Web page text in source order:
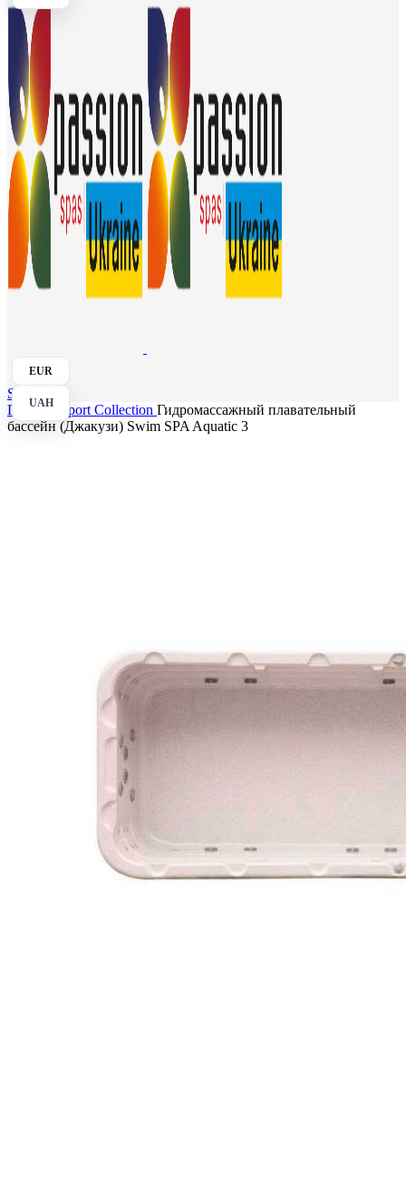
EUR
UAH
Search
Главная
Sport Collection Гидромассажный плавательный
бассейн (Джакузи) Swim SPA Aquatic 3